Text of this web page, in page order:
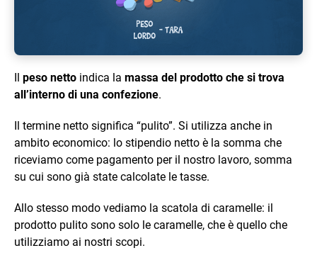
Il peso netto indica la massa del prodotto che si trova
all’interno di una confezione.
Il termine netto significa “pulito”. Si utilizza anche in
ambito economico: lo stipendio netto è la somma che
riceviamo come pagamento per il nostro lavoro, somma
su cui sono già state calcolate le tasse.
Allo stesso modo vediamo la scatola di caramelle: il
prodotto pulito sono solo le caramelle, che è quello che
utilizziamo ai nostri scopi.